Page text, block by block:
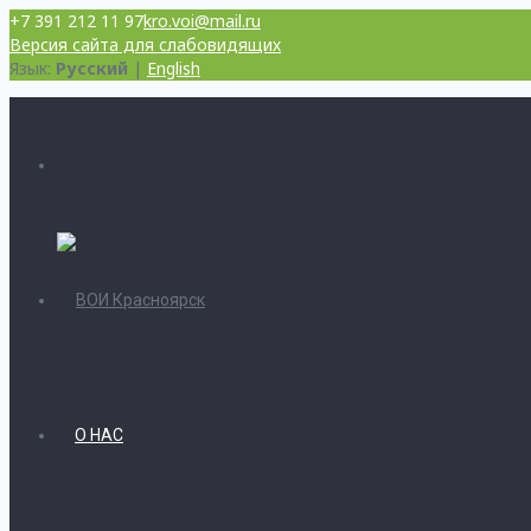
+7 391 212 11 97kro.voi@mail.ru
Версия сайта для слабовидящих
Язык: Русский | English
О НАС